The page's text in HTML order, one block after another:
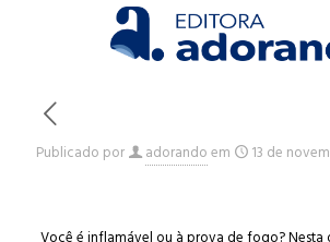
Publicado por adorandoem 13 de